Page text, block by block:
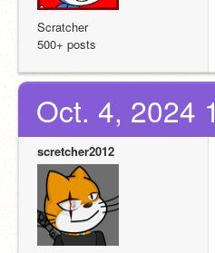
Scratcher
500+ posts
Oct. 4, 2024
scretcher2012